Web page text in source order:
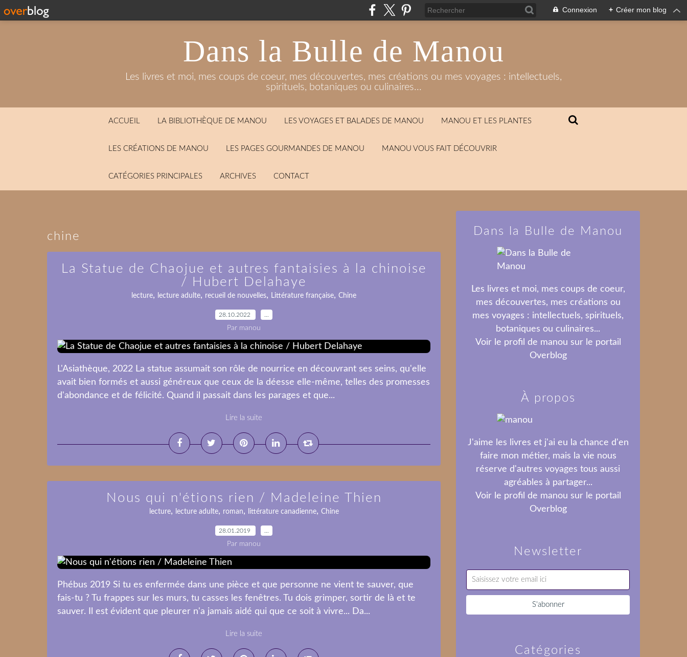
Connexion + Créer mon blog
Dans la Bulle de Manou
Les livres et moi, mes coups de coeur, mes découvertes, mes créations ou mes voyages : intellectuels,
spirituels, botaniques ou culinaires...
ACCUEIL LA BIBLIOTHÈQUE DE MANOU LES VOYAGES ET BALADES DE MANOU MANOU ET LES PLANTES
LES CRÉATIONS DE MANOU LES PAGES GOURMANDES DE MANOU MANOU VOUS FAIT DÉCOUVRIR
CATÉGORIES PRINCIPALES ARCHIVES CONTACT
chine
La Statue de Chaojue et autres fantaisies à la chinoise
/ Hubert Delahaye
lecture, lecture adulte, recueil de nouvelles, Littérature française, Chine
28.10.2022
Par manou
L'Asiathèque, 2022 La statue assumait son rôle de nourrice en découvrant ses seins, qu'elle
avait bien formés et aussi généreux que ceux de la déesse elle-même, telles des promesses
d'abondance et de félicité. Quand il passait dans les parages et que...
Lire la suite
Nous qui n'étions rien / Madeleine Thien
lecture, lecture adulte, roman, littérature canadienne, Chine
28.01.2019
Par manou
Phébus 2019 Si tu es enfermée dans une pièce et que personne ne vient te sauver, que
fais-tu ? Tu frappes sur les murs, tu casses les fenêtres. Tu dois grimper, sortir de là et te
sauver. Il est évident que pleurer n'a jamais aidé qui que ce soit à vivre... Da...
Lire la suite
Newsletter
Catégories
Dans la Bulle de Manou
Les livres et moi, mes coups de coeur,
mes découvertes, mes créations ou
mes voyages : intellectuels, spirituels,
botaniques ou culinaires...
Voir le profil de manou sur le portail
Overblog
À propos
J'aime les livres et j'ai eu la chance d'en
faire mon métier, mais la vie nous
réserve d'autres voyages tous aussi
agréables à partager...
Voir le profil de manou sur le portail
Overblog